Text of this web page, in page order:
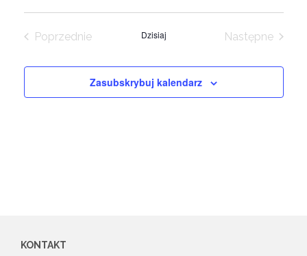
Poprzednie
Dzisiaj
Następne
Zasubskrybuj kalendarz
KONTAKT